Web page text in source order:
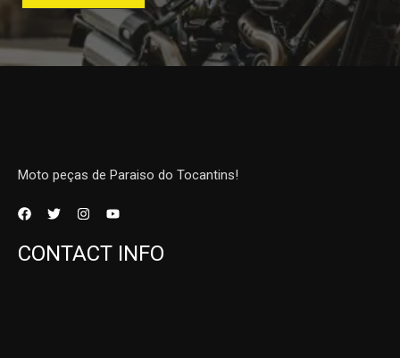
Moto peças de Paraiso do Tocantins!
CONTACT INFO